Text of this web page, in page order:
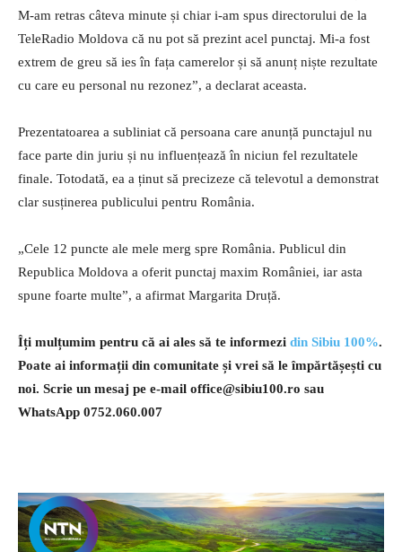
M-am retras câteva minute și chiar i-am spus directorului de la
TeleRadio Moldova că nu pot să prezint acel punctaj. Mi-a fost
extrem de greu să ies în fața camerelor și să anunț niște rezultate
cu care eu personal nu rezonez”, a declarat aceasta.
Prezentatoarea a subliniat că persoana care anunță punctajul nu
face parte din juriu și nu influențează în niciun fel rezultatele
finale. Totodată, ea a ținut să precizeze că televotul a demonstrat
clar susținerea publicului pentru România.
„Cele 12 puncte ale mele merg spre România. Publicul din
Republica Moldova a oferit punctaj maxim României, iar asta
spune foarte multe”, a afirmat Margarita Druță.
Îți mulțumim pentru că ai ales să te informezi din Sibiu 100%.
Poate ai informații din comunitate și vrei să le împărtășești cu
noi. Scrie un mesaj pe e-mail office@sibiu100.ro sau
WhatsApp 0752.060.007